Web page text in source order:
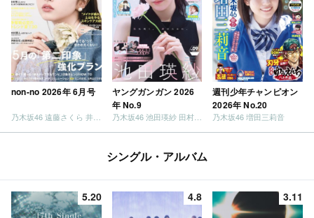
non-no 2026年 6月号
乃木坂46 遠藤さくら 井上和 / 日向坂46 小坂菜緒
ヤングガンガン 2026
年 No.9
乃木坂46 池田瑛紗 田村真佑
週刊少年チャンピオン
2026年 No.20
乃木坂46 増田三莉音
シングル・アルバム
5.20 4.8 3.11